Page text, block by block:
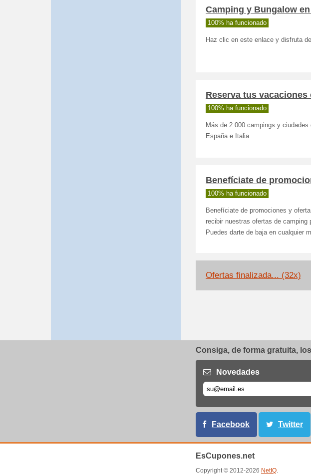
Camping y Bungalow
100% ha funcionado
Haz clic en este enlace y disfruta
Reserva tus vacaciones
100% ha funcionado
Más de 2 000 campings y
España e Italia
Benefíciate de
100% ha funcionado
Benefíciate de promociones y
recibir nuestras ofertas de
Puedes darte de baja en cualquier
Ofertas finalizada... (32x)
Consiga, de forma gratuita,
Novedades
Facebook Twitter
EsCupones.net
Copyright © 2012-2026 NetIQ.